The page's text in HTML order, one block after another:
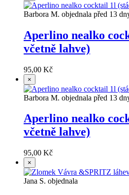
Barbora M. objednala před 13
Aperlino nealko
včetně lahve)
95,00 Kč
×
Barbora M. objednala před 13
Aperlino nealko
včetně lahve)
95,00 Kč
×
Jana S. objednala